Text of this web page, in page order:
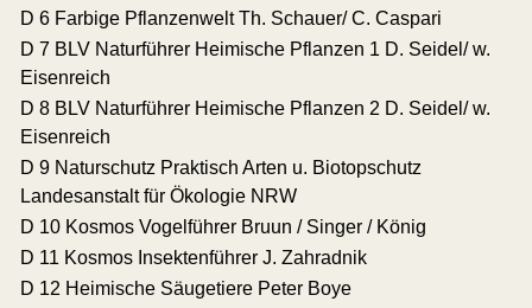
D 6 Farbige Pflanzenwelt Th. Schauer/ C. Caspari
D 7 BLV Naturführer Heimische Pflanzen 1 D. Seidel/ w.
Eisenreich
D 8 BLV Naturführer Heimische Pflanzen 2 D. Seidel/ w.
Eisenreich
D 9 Naturschutz Praktisch Arten u. Biotopschutz
Landesanstalt für Ökologie NRW
D 10 Kosmos Vogelführer Bruun / Singer / König
D 11 Kosmos Insektenführer J. Zahradnik
D 12 Heimische Säugetiere Peter Boye